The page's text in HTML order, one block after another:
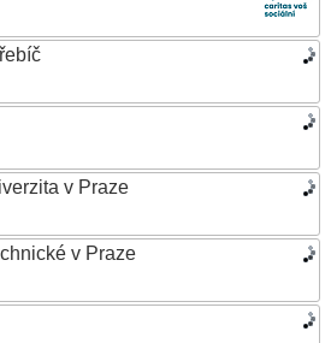
v Praze
v Praze